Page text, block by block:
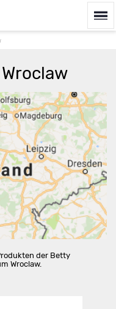
berechnen
der Betty
Wroclaw.